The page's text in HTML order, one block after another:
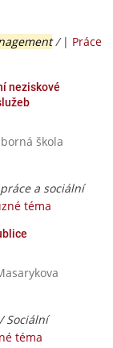
/ | Práce
neziskové
škola
a sociální
téma
Sociální
téma